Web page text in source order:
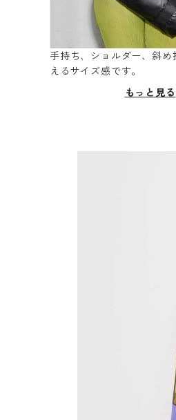
手持ち、ショルダー、斜め
えるサイズ感です。
もっと見る